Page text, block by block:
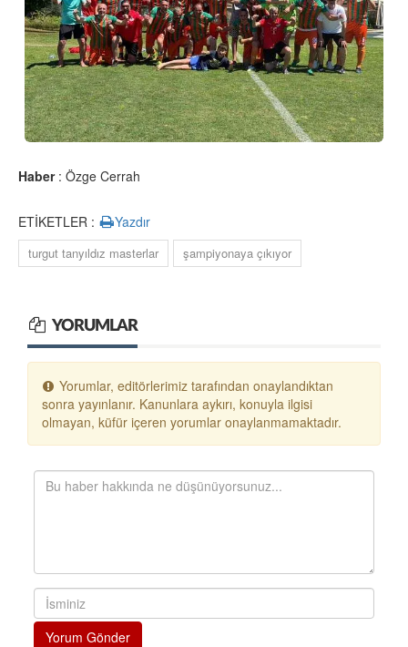
Haber: Özge Cerrah
ETİKETLER : Yazdır
turgut tanyıldız masterlar şampiyonaya çıkıyor
YORUMLAR
Yorumlar, editörlerimiz tarafından onaylandıktan
sonra yayınlanır. Kanunlara aykırı, konuyla ilgisi
olmayan, küfür içeren yorumlar onaylanmamaktadır.
Yorum Gönder